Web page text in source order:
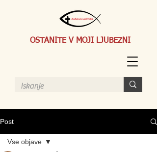
OSTANITE V MOJI LJUBEZNI
Post
Vse objave